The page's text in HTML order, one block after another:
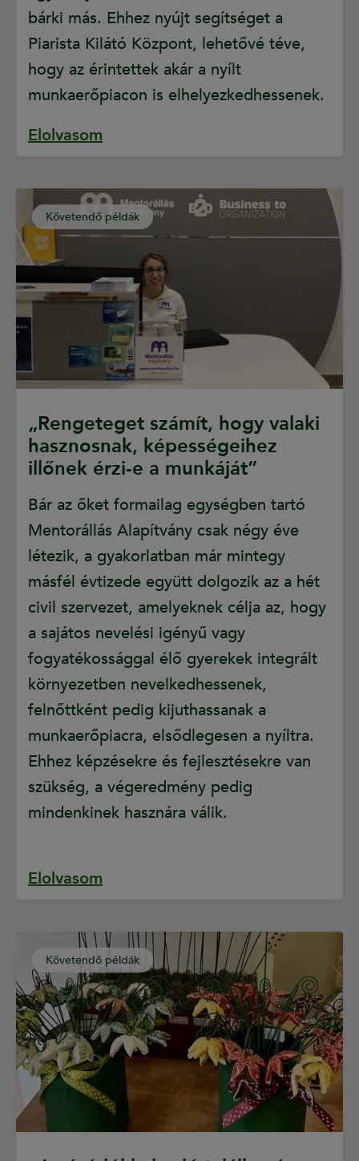
bárki más. Ehhez nyújt segítséget a
Piarista Kilátó Központ, lehetővé téve,
hogy az érintettek akár a nyílt
munkaerőpiacon is elhelyezkedhessenek.
Elolvasom
Követendő példák
„Rengeteget számít, hogy valaki
hasznosnak, képességeihez
illőnek érzi-e a munkáját”
Bár az őket formailag egységben tartó
Mentorállás Alapítvány csak négy éve
létezik, a gyakorlatban már mintegy
másfél évtizede együtt dolgozik az a hét
civil szervezet, amelyeknek célja az, hogy
a sajátos nevelési igényű vagy
fogyatékossággal élő gyerekek integrált
környezetben nevelkedhessenek,
felnőttként pedig kijuthassanak a
munkaerőpiacra, elsődlegesen a nyíltra.
Ehhez képzésekre és fejlesztésekre van
szükség, a végeredmény pedig
mindenkinek hasznára válik.
Elolvasom
Követendő példák